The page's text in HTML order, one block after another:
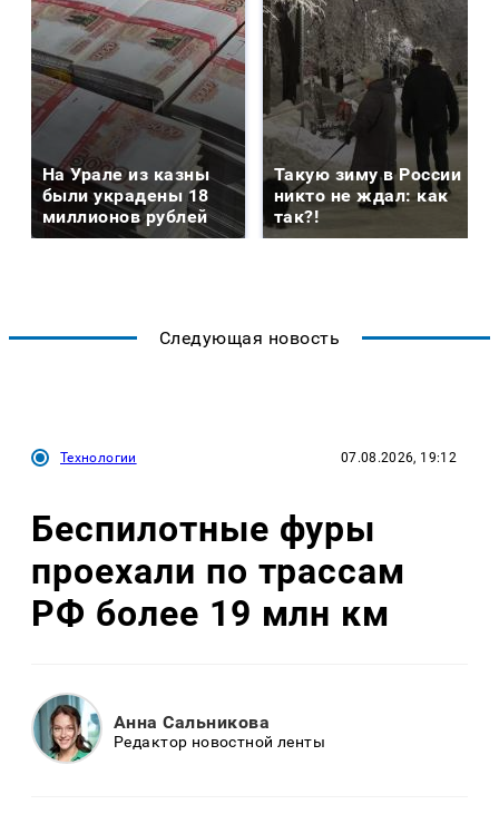
На Урале из казны
были украдены 18
миллионов рублей
Такую зиму в России
никто не ждал: как
так?!
Следующая новость
Технологии 07.08.2026, 19:12
Беспилотные фуры
проехали по трассам
РФ более 19 млн км
Анна Сальникова
Редактор новостной ленты